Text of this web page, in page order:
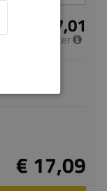
€ 7,01
per meter
€ 17,09